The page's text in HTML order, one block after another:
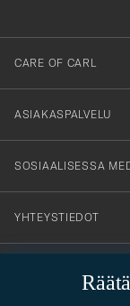
dig
till
vårt
nyhetsbrev!
CARE OF CARL
ASIAKASPALVELU
SOSIAALISESSA
YHTEYSTIEDOT